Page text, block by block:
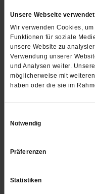
Unsere Webseite
Wir verwenden Cookies,
Funktionen für soziale
unsere Website zu
Verwendung unserer
und Analysen weiter.
möglicherweise mit
haben oder die sie im
Notwendig
Präferenzen
Statistiken
Nach dem Tod ihrer
also begann sie zu
Mutter heraus aus
Und begegnet dem
über Wut, Glaube
vonAnne Strotmann.